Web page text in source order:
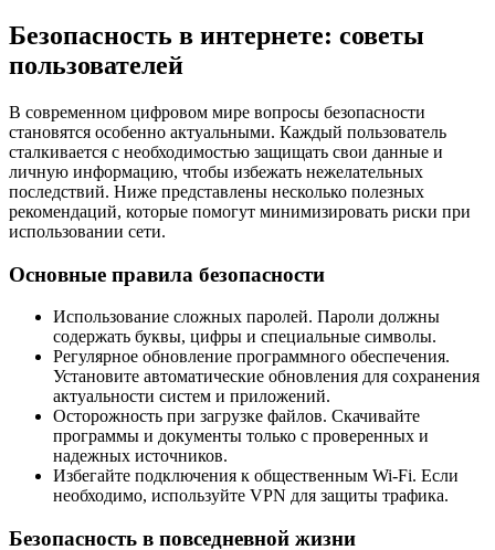
Безопасность в интернете: советы
пользователей
В современном цифровом мире вопросы безопасности
становятся особенно актуальными. Каждый пользователь
сталкивается с необходимостью защищать свои данные и
личную информацию, чтобы избежать нежелательных
последствий. Ниже представлены несколько полезных
рекомендаций, которые помогут минимизировать риски при
использовании сети.
Основные правила безопасности
Использование сложных паролей. Пароли должны
содержать буквы, цифры и специальные символы.
Регулярное обновление программного обеспечения.
Установите автоматические обновления для сохранения
актуальности систем и приложений.
Осторожность при загрузке файлов. Скачивайте
программы и документы только с проверенных и
надежных источников.
Избегайте подключения к общественным Wi-Fi. Если
необходимо, используйте VPN для защиты трафика.
Безопасность в повседневной жизни